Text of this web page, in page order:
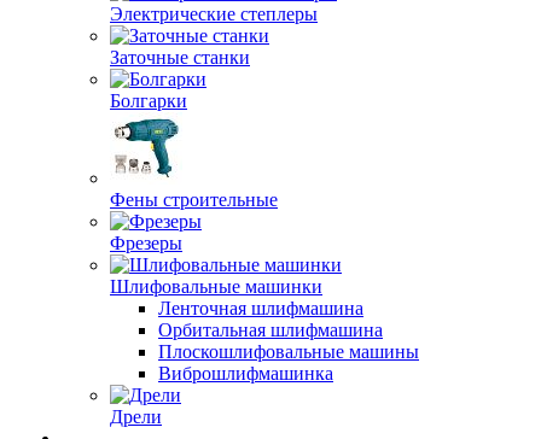
Электрические степлеры
Заточные станки
Болгарки
Фены строительные
Фрезеры
Шлифовальные машинки
Ленточная шлифмашина
Орбитальная шлифмашина
Плоскошлифовальные машины
Виброшлифмашинка
Дрели